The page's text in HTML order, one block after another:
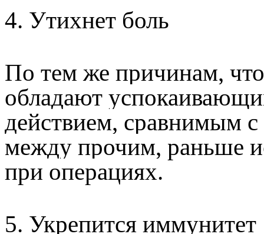
4. Утихнет боль
По тем же причинам,
обладают
действием, сравнимым
между прочим, раньше
при операциях.
5. Укрепится иммунитет